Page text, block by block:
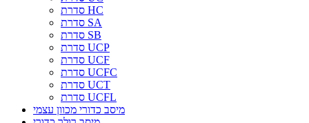
סדרת HC
סדרת SA
סדרת SB
סדרת UCP
סדרת UCF
סדרת UCFC
סדרת UCT
סדרת UCFL
מיסב כדורי מכוון עצמי